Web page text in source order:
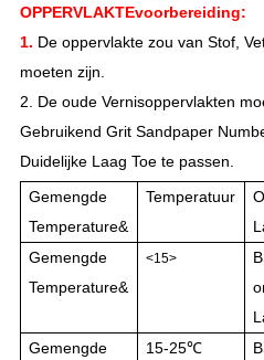
OPPERVLAKTEvoorbereiding:
1. De oppervlakte zou van Stof,
moeten zijn.
2. De oude Vernisoppervlakten
Gebruikend Grit Sandpaper
Duidelijke Laag Toe te passen.
Gemengde
Temperature&
Temperatuur
Gemengde
Temperature&
<15>
Gemengde
15-25℃